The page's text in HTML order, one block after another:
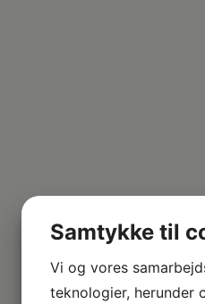
Samtykke til
Vi og vores
teknologier, herunder